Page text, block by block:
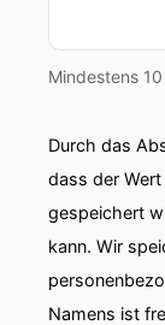
Mindestens
Durch das
dass der
gespeichert
kann. Wir
Namens ist